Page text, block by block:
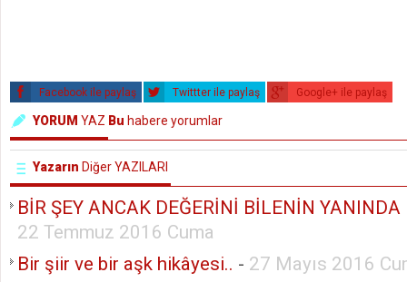
Facebook ile paylaş Twittter ile paylaş Google+ ile paylaş
YORUM YAZ Bu habere yorumlar
Yazarın Diğer YAZILARI
BİR ŞEY ANCAK DEĞERİNİ BİLENİN
22 Temmuz 2016 Cuma
Bir şiir ve bir aşk hikâyesi.. - 27 Mayıs 2016